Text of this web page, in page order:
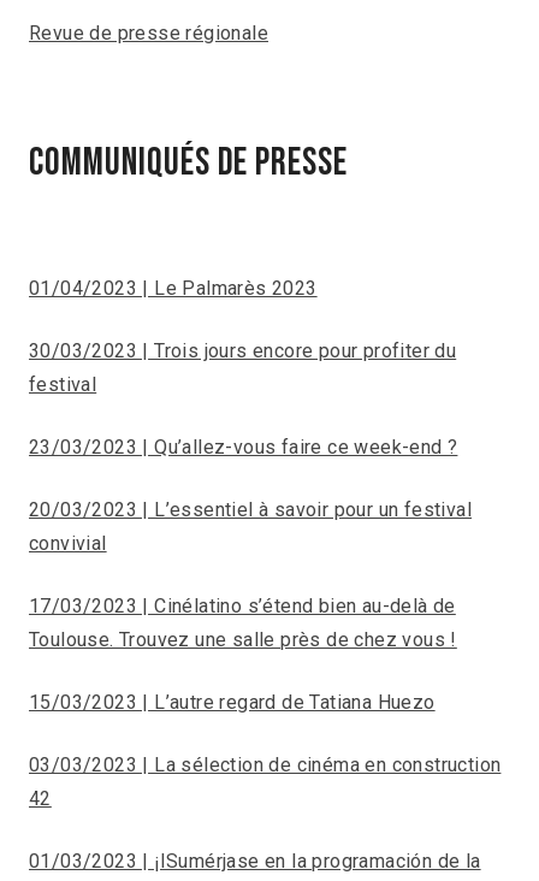
Revue de presse régionale
COMMUNIQUÉS DE PRESSE
01/04/2023 | Le Palmarès 2023
30/03/2023 | Trois jours encore pour profiter du
festival
23/03/2023 | Qu’allez-vous faire ce week-end ?
20/03/2023 | L’essentiel à savoir pour un festival
convivial
17/03/2023 | Cinélatino s’étend bien au-delà de
Toulouse. Trouvez une salle près de chez vous !
15/03/2023 | L’autre regard de Tatiana Huezo
03/03/2023 | La sélection de cinéma en construction
42
01/03/2023 | ¡ISumérjase en la programación de la